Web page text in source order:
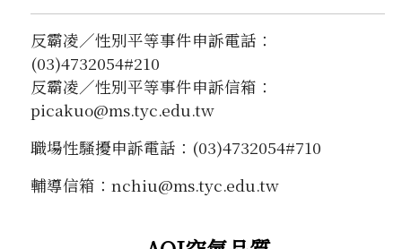
反霸凌／性別平等事件申訴電話：
(03)4732054#210
反霸凌／性別平等事件申訴信箱：
picakuo@ms.tyc.edu.tw
職場性騷擾申訴電話：(03)4732054#710
輔導信箱：nchiu@ms.tyc.edu.tw